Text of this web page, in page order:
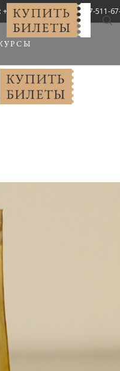
67-33-02, +7-927-511-
Мы в соцсетях: